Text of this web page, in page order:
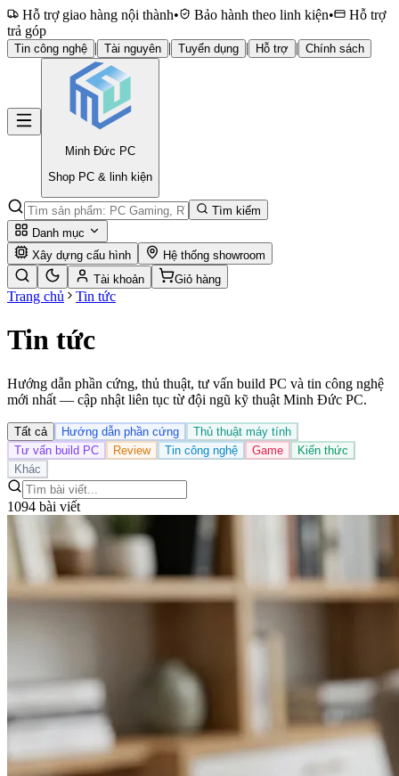
Hỗ trợ giao hàng nội thành• Bảo hành theo linh kiện•
Hỗ trợ
trả góp
Tin công nghệ | Tài nguyên | Tuyển dụng | Hỗ trợ | Chính sách
Minh Đức PC
Shop PC & linh kiện
Tìm kiếm
Danh mục
Xây dựng cấu hình
Hệ thống showroom
Tài khoản
Giỏ hàng
Trang chủ Tin tức
Tin tức
Hướng dẫn phần cứng, thủ thuật, tư vấn build PC và tin công nghệ
mới nhất — cập nhật liên tục từ đội ngũ kỹ thuật Minh Đức PC.
Tất cả Hướng dẫn phần cứng
Thủ thuật máy tính
Tư vấn build PC
Review Tin công nghệ Game
Kiến thức
Khác
1094 bài viết